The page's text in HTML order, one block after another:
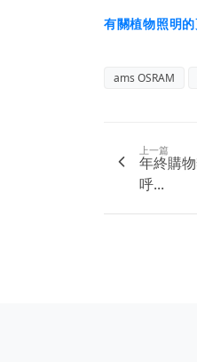
有關植物照明
ams OSRAM
上一篇
年終購
呼...